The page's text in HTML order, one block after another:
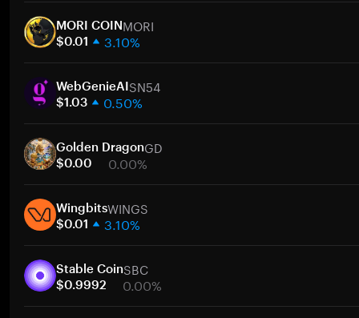
30 gün
Piyasa değeri
MORI COINMORI
$0.01 3.10%
30 gün
Piyasa değeri
WebGenieAISN54
$1.03 0.50%
30 gün
Piyasa değeri
Golden DragonGD
$0.00 0.00%
30 gün
Piyasa değeri
WingbitsWINGS
$0.01 3.10%
30 gün
Piyasa değeri
Stable CoinSBC
$0.9992 0.00%